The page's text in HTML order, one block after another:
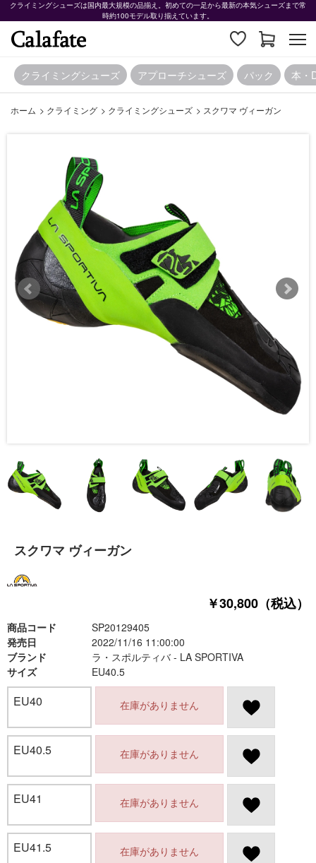
クライミングシューズは国内最大規模の品揃え。初めての一足から最新の本気シューズまで常
時約100モデル取り揃えています。
クライミングシューズ アプローチシューズ パック 本・
ホーム > クライミング > クライミングシューズ > スクワマ ヴィーガン
スクワマ ヴィーガン
￥30,800（税込）
商品コード
SP20129405
発売日
2022/11/16 11:00:00
ブランド
ラ・スポルティバ - LA SPORTIVA
サイズ
EU40.5
EU40 在庫がありません
EU40.5 在庫がありません
EU41 在庫がありません
EU41.5 在庫がありません